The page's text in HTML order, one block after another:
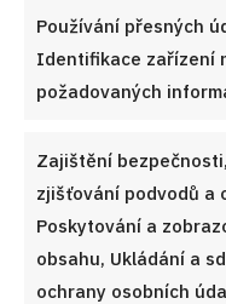
Používání přesných
Identifikace zařízení
požadovaných
Zajištění
zjišťování podvodů a
Poskytování a
obsahu, Ukládání a
ochrany osobních